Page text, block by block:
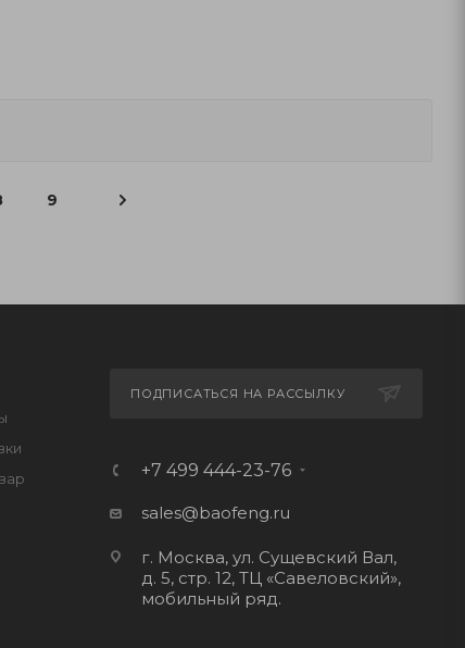
9
ПОДПИСАТЬСЯ НА РАССЫЛКУ
+7 499 444-23-76
sales@baofeng.ru
г. Москва, ул. Сущевский Вал,
д. 5, стр. 12, ТЦ «Савеловский»,
мобильный ряд.